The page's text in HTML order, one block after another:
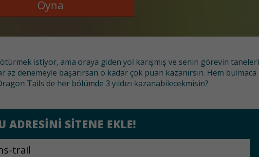
Oyna
istiyor, ama oraya giden yol karışmış ve senin görevin taneleri
denemeyle başarırsan o kadar çok puan kazanırsın. Hem bulmaca
Tails'de her bölümde 3 yıldızı kazanabilecekmisin?
ADRESINI SITENE EKLE!